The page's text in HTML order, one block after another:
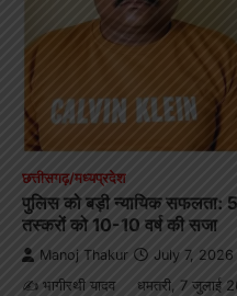
छत्तीसगढ़/मध्यप्रदेश
पुलिस को बड़ी न्यायिक सफलता:
तस्करों को 10-10 वर्ष की सजा
Manoj Thakur July 7, 2026
✍️ भागीरथी यादव धमतरी, 7 जुलाई